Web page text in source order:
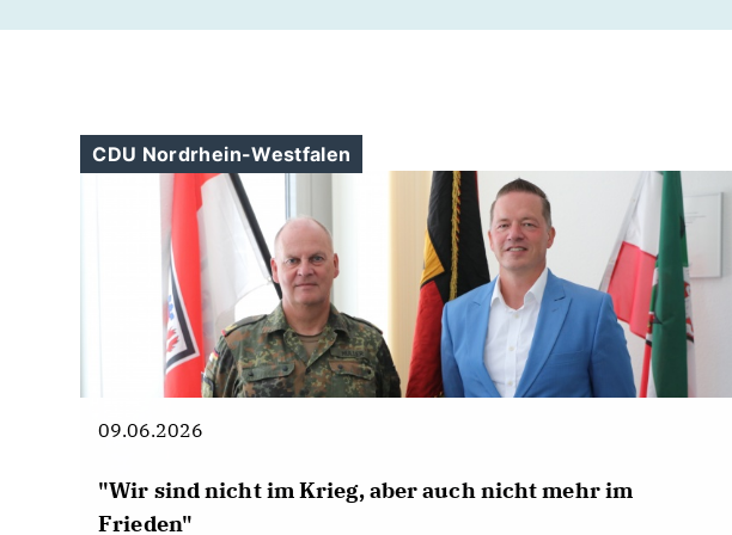
Haltestelle Annental.
CDU Nordrhein-Westfalen
09.06.2026
"Wir sind nicht im Krieg, aber auch nicht mehr im
Frieden"